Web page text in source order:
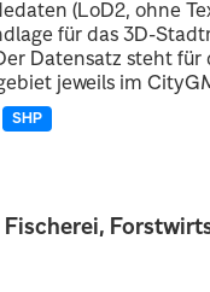
(LoD2, ohne
für das 3D-
Datensatz steht für
jeweils im
SHP